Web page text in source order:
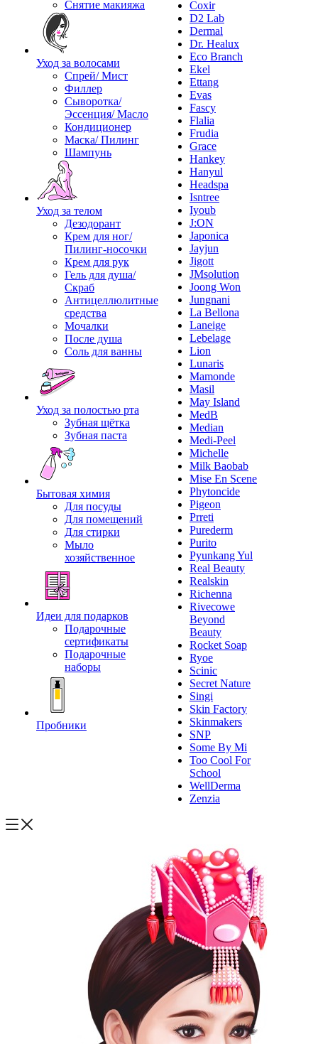
Снятие макияжа
Уход за волосами
Спрей/ Мист
Филлер
Сыворотка/
Эссенция/ Масло
Кондиционер
Маска/ Пилинг
Шампунь
Уход за телом
Дезодорант
Крем для ног/
Пилинг-носочки
Крем для рук
Гель для душа/
Скраб
Антицеллюлитные
средства
Мочалки
После душа
Соль для ванны
Уход за полостью рта
Зубная щётка
Зубная паста
Бытовая химия
Для посуды
Для помещений
Для стирки
Мыло
хозяйственное
Идеи для подарков
Подарочные
сертификаты
Подарочные
наборы
Пробники
Coxir
D2 Lab
Dermal
Dr. Healux
Eco Branch
Ekel
Ettang
Evas
Fascy
Flalia
Frudia
Grace
Hankey
Hanyul
Headspa
Isntree
Iyoub
J:ON
Japonica
Jayjun
Jigott
JMsolution
Joong Won
Jungnani
La Bellona
Laneige
Lebelage
Lion
Lunaris
Mamonde
Masil
May Island
MedB
Median
Medi-Peel
Michelle
Milk Baobab
Mise En Scene
Phytoncide
Pigeon
Prreti
Purederm
Purito
Pyunkang Yul
Real Beauty
Realskin
Richenna
Rivecowe
Beyond
Beauty
Rocket Soap
Ryoe
Scinic
Secret Nature
Singi
Skin Factory
Skinmakers
SNP
Some By Mi
Too Cool For
School
WellDerma
Zenzia